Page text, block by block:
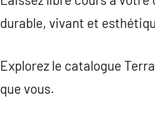
durable, vivant et
Explorez le catalogue
que vous.